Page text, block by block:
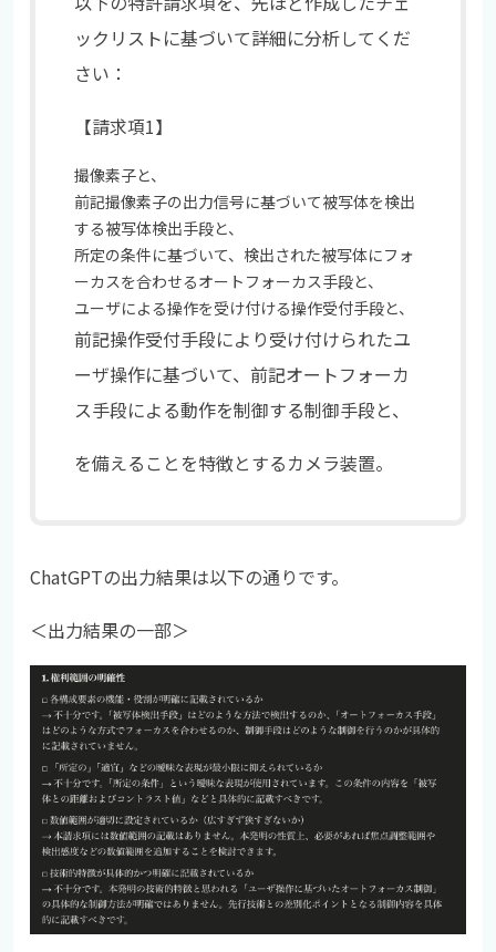
ックリストに基づいて詳細に分析してくだ
さい：
【請求項1】
撮像素子と、
前記撮像素子の出力信号に基づいて被写体を検出
する被写体検出手段と、
所定の条件に基づいて、検出された被写体にフォ
ーカスを合わせるオートフォーカス手段と、
ユーザによる操作を受け付ける操作受付手段と、
前記操作受付手段により受け付けられたユ
ーザ操作に基づいて、前記オートフォーカ
ス手段による動作を制御する制御手段と、
を備えることを特徴とするカメラ装置。
ChatGPTの出力結果は以下の通りです。
＜出力結果の一部＞